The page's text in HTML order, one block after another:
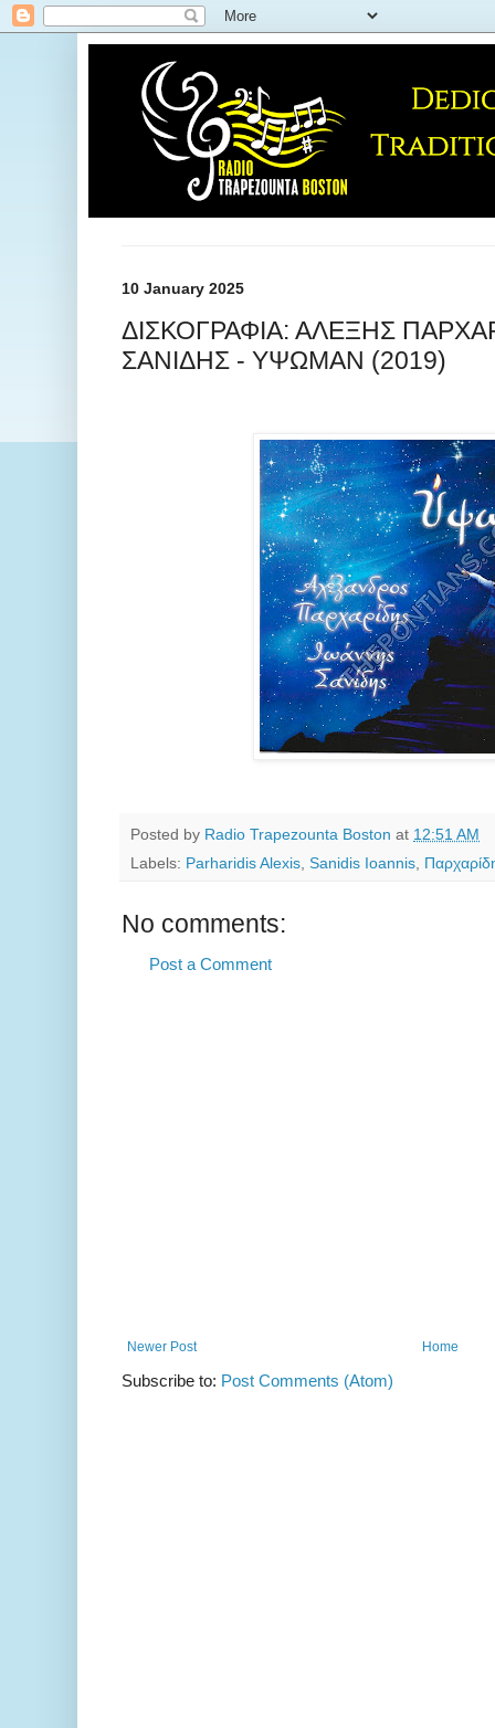
10 January 2025
ΔΙΣΚΟΓΡΑΦΙΑ: ΑΛΕΞΗΣ
ΣΑΝΙΔΗΣ - ΥΨΩΜΑΝ (2019)
Posted by Radio Trapezounta Boston at 12:51 AM
Labels: Parharidis Alexis, Sanidis Ioannis,
No comments:
Post a Comment
Newer Post Home
Subscribe to: Post Comments (Atom)